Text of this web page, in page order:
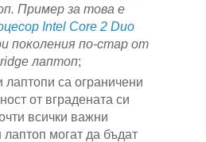
Пример за това е
Intel Core 2 Duo
поколения по-стар от
лаптоп;
са ограничени
от вградената си
всички важни
могат да бъдат